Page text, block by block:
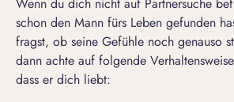
Wenn du dich nicht auf Partnersuche
schon den Mann fürs Leben gefunden
fragst, ob seine Gefühle noch genauso
dann achte auf folgende
dass er dich liebt: